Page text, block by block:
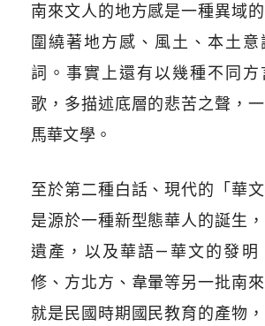
南來文人的地方感是一種異域
圍繞著地方感、風土、本土意
詞。事實上還有以幾種不同方
歌，多描述底層的悲苦之聲，
馬華文學。
至於第二種白話、現代的「華
是源於一種新型態華人的誕生
遺產，以及華語—華文的發明
修、方北方、韋暈等另一批南來
就是民國時期國民教育的產物